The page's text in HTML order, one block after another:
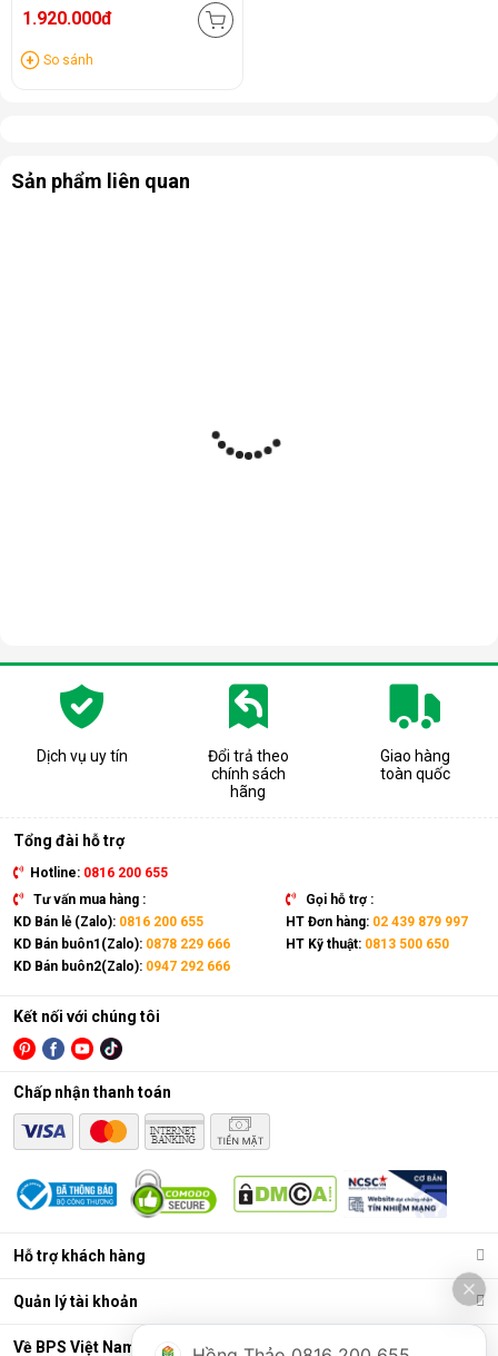
1.920.000đ
So sánh
Sản phẩm liên quan
Dịch vụ uy tín
Đổi trả theo
chính sách
hãng
Giao hàng
toàn quốc
Tổng đài hỗ trợ
Hotline: 0816 200 655
Tư vấn mua hàng :
KD Bán lẻ (Zalo): 0816 200 655
KD Bán buôn1(Zalo): 0878 229 666
KD Bán buôn2(Zalo): 0947 292 666
Gọi hỗ trợ :
HT Đơn hàng: 02 439 879 997
HT Kỹ thuật: 0813 500 650
Hỗ trợ khách hàng
Quản lý tài khoản
Về BPS Việt Nam
Kết nối với chúng tôi
Chấp nhận thanh toán